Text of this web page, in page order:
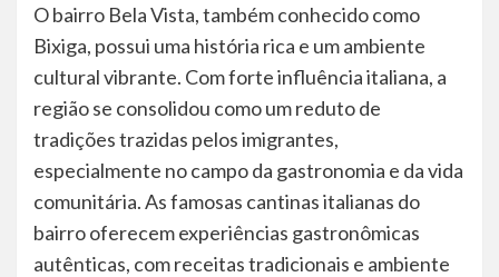
O bairro Bela Vista, também conhecido como
Bixiga, possui uma história rica e um ambiente
cultural vibrante. Com forte influência italiana, a
região se consolidou como um reduto de
tradições trazidas pelos imigrantes,
especialmente no campo da gastronomia e da vida
comunitária. As famosas cantinas italianas do
bairro oferecem experiências gastronômicas
autênticas, com receitas tradicionais e ambiente